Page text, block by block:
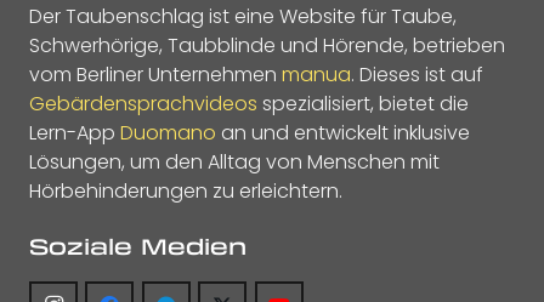
Der Taubenschlag ist eine Website für Taube,
Schwerhörige, Taubblinde und Hörende, betrieben
vom Berliner Unternehmen manua. Dieses ist auf
Gebärdensprachvideos spezialisiert, bietet die
Lern-App Duomano an und entwickelt inklusive
Lösungen, um den Alltag von Menschen mit
Hörbehinderungen zu erleichtern.
Soziale Medien